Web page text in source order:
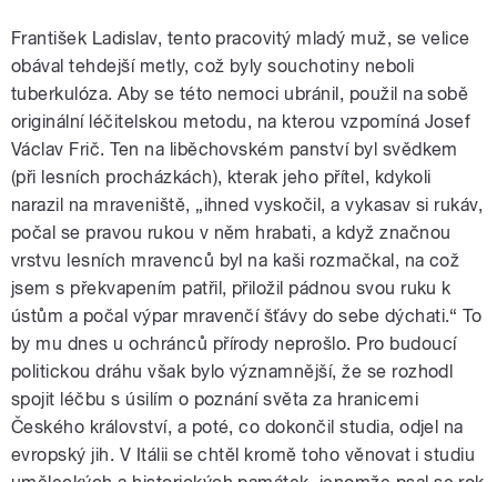
František Ladislav, tento pracovitý mladý muž, se velice
obával tehdejší metly, což byly souchotiny neboli
tuberkulóza. Aby se této nemoci ubránil, použil na sobě
originální léčitelskou metodu, na kterou vzpomíná Josef
Václav Frič. Ten na liběchovském panství byl svědkem
(při lesních procházkách), kterak jeho přítel, kdykoli
narazil na mraveniště, „ihned vyskočil, a vykasav si rukáv,
počal se pravou rukou v něm hrabati, a když značnou
vrstvu lesních mravenců byl na kaši rozmačkal, na což
jsem s překvapením patřil, přiložil pádnou svou ruku k
ústům a počal výpar mravenčí šťávy do sebe dýchati.“ To
by mu dnes u ochránců přírody neprošlo. Pro budoucí
politickou dráhu však bylo významnější, že se rozhodl
spojit léčbu s úsilím o poznání světa za hranicemi
Českého království, a poté, co dokončil studia, odjel na
evropský jih. V Itálii se chtěl kromě toho věnovat i studiu